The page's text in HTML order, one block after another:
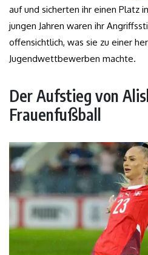
auf und sicherten ihr einen Platz
jungen Jahren waren ihr
offensichtlich, was sie zu einer
Jugendwettbewerben machte.
Der Aufstieg von
Frauenfußball